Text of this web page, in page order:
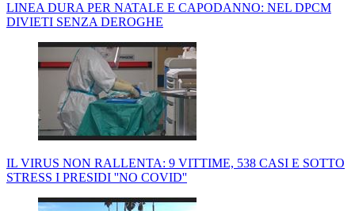
LINEA DURA PER NATALE E CAPODANNO: NEL DPCM
DIVIETI SENZA DEROGHE
IL VIRUS NON RALLENTA: 9 VITTIME, 538 CASI E SOTTO
STRESS I PRESIDI ''NO COVID''